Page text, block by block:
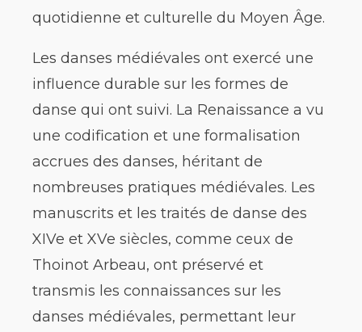
quotidienne et culturelle du Moyen Âge.
Les danses médiévales ont exercé une
influence durable sur les formes de
danse qui ont suivi. La Renaissance a vu
une codification et une formalisation
accrues des danses, héritant de
nombreuses pratiques médiévales. Les
manuscrits et les traités de danse des
XIVe et XVe siècles, comme ceux de
Thoinot Arbeau, ont préservé et
transmis les connaissances sur les
danses médiévales, permettant leur